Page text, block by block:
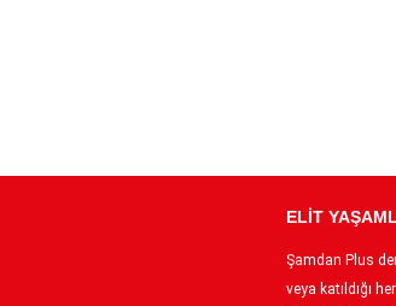
ELİT
Şamdan Plus
veya katıldığı